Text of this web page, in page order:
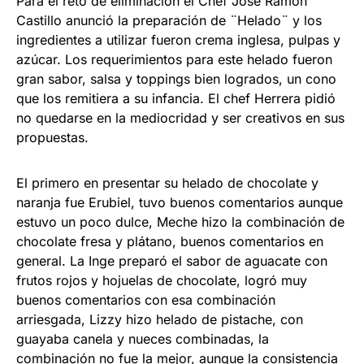
Castillo anunció la preparación de ¨Helado¨ y los
ingredientes a utilizar fueron crema inglesa, pulpas y
azúcar. Los requerimientos para este helado fueron
gran sabor, salsa y toppings bien logrados, un cono
que los remitiera a su infancia. El chef Herrera pidió
no quedarse en la mediocridad y ser creativos en sus
propuestas.
El primero en presentar su helado de chocolate y
naranja fue Erubiel, tuvo buenos comentarios aunque
estuvo un poco dulce, Meche hizo la combinación de
chocolate fresa y plátano, buenos comentarios en
general. La Inge preparó el sabor de aguacate con
frutos rojos y hojuelas de chocolate, logró muy
buenos comentarios con esa combinación
arriesgada, Lizzy hizo helado de pistache, con
guayaba canela y nueces combinadas, la
combinación no fue la mejor, aunque la consistencia